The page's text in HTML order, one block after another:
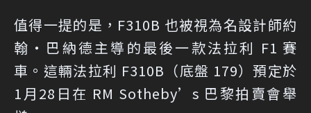
值得一提的是，F310B 也被視為名設計師約
翰・巴納德主導的最後一款法拉利 F1 賽
車。這輛法拉利 F310B（底盤 179）預定於
1月28日在 RM Sotheby’s 巴黎拍賣會舉